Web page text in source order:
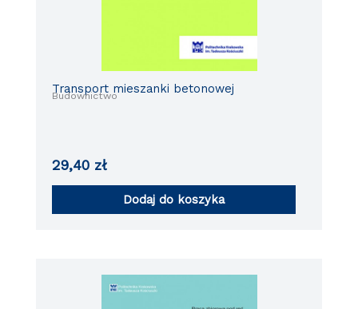
Budownictwo
Transport mieszanki betonowej
29,40 zł
Dodaj do koszyka